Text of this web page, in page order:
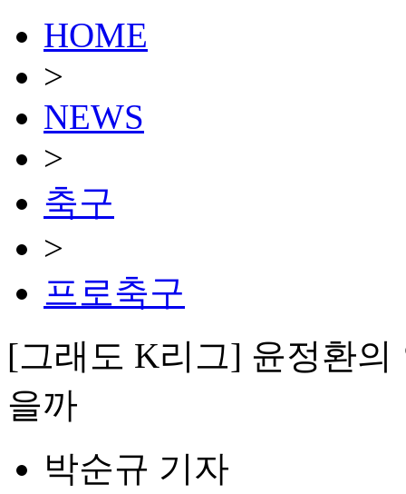
HOME
>
NEWS
>
축구
>
프로축구
[그래도 K리그] 윤정환의
을까
박순규 기자